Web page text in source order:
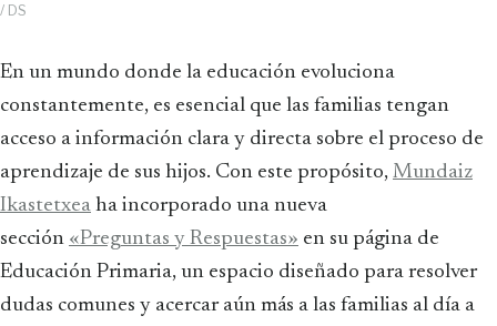
/ DS
En un mundo donde la educación evoluciona
constantemente, es esencial que las familias tengan
acceso a información clara y directa sobre el proceso de
aprendizaje de sus hijos. Con este propósito, Mundaiz
Ikastetxea ha incorporado una nueva
sección «Preguntas y Respuestas» en su página de
Educación Primaria, un espacio diseñado para resolver
dudas comunes y acercar aún más a las familias al día a